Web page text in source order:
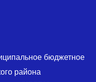
бюджетное
района